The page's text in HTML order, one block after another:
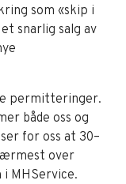
som «skip i
snarlig salg av
permitteringer.
både oss og
for oss at 30–
over
i MHService.